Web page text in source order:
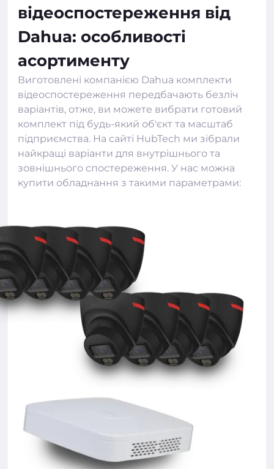
відеоспостереження від
Dahua: особливості
асортименту
Виготовлені компанією Dahua комплекти
відеоспостереження передбачають безліч
варіантів, отже, ви можете вибрати готовий
комплект під будь-який об'єкт та масштаб
підприємства. На сайті HubTech ми зібрали
найкращі варіанти для внутрішнього та
зовнішнього спостереження. У нас можна
купити обладнання з такими параметрами: